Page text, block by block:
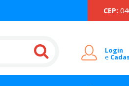
CEP:
Login
e